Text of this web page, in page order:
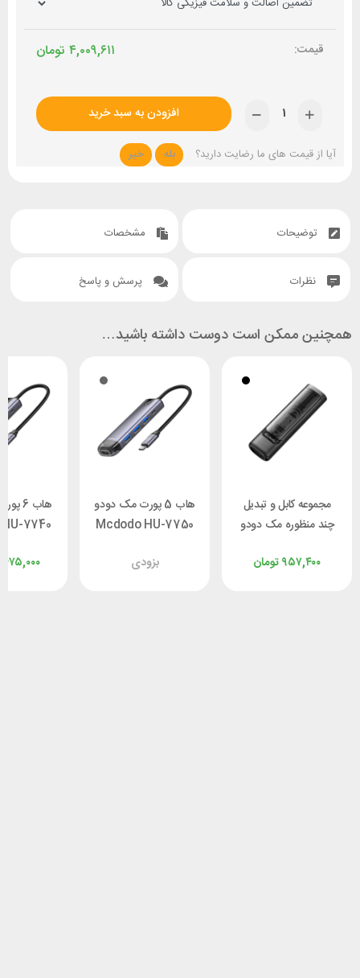
تومان ۴,۰۰۹,۶۱۱
افزودن به سبد خرید
آیا از قیمت های ما رضایت دارید؟ بله خیر
توضیحات مشخصات
نظرات پرسش و پاسخ
همچنین ممکن است دوست داشته باشید…
مجموعه کابل و تبدیل
چند منظوره مک دودو
طول 0.3 متر
تومان۹۵۷,۴۰۰
هاب 5 پورت مک دودو
Mcdodo HU-7750
بزودی
هاب
7740